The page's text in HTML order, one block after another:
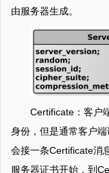
由服务器生成。
Certificate：客户
身份，但是通常客户
会接一条Certificate消
服务器证书开始，到